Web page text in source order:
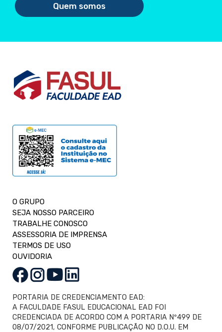
Quem somos
O GRUPO
SEJA NOSSO PARCEIRO
TRABALHE CONOSCO
ASSESSORIA DE IMPRENSA
TERMOS DE USO
OUVIDORIA
PORTARIA DE CREDENCIAMENTO EAD:
A FACULDADE FASUL EDUCACIONAL EAD FOI
CREDENCIADA DE ACORDO COM A PORTARIA Nº499 DE
08/07/2021, CONFORME PUBLICAÇÃO NO D.O.U. EM